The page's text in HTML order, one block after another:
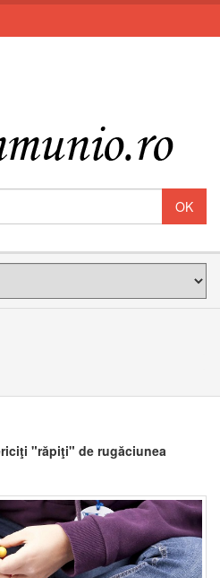
"răpiţi" de rugăciunea